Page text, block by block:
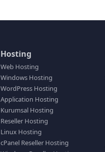
Hosting
Web Hosting
Windows Hosting
WordPress Hosting
Application Hosting
Kurumsal Hosting
Reseller Hosting
Linux Hosting
cPanel Reseller Hosting